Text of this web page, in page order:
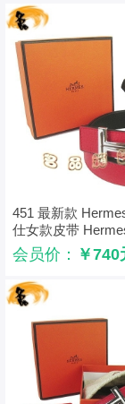
451 最新款
仕女款皮带
纹红配黑 银配啡扣
会员价： ￥740